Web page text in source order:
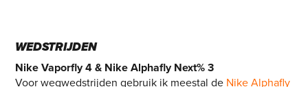
WEDSTRIJDEN
Nike Vaporfly 4 & Nike Alphafly Next% 3
Voor wegwedstrijden gebruik ik meestal de Nike Alphafly